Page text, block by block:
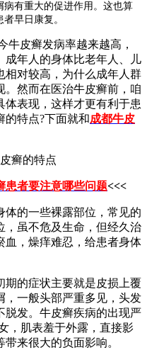
有重大的促进作用。这也算
早日康复。
牛皮癣发病率越来越高，
成年人的身体比老年人、儿
相对较高，为什么成年人群
。然而在医治牛皮癣前，咱
体表现，这样才更有利于患
的特点?下面就和成都牛皮
患者要注意哪些问题<<<
体的一些裸露部位，常见的
，虽不危及生命，但经久治
血，燥痒难忍，给患者身体
期的症状主要就是皮损上覆
，一般头部严重多见，头发
脱发。牛皮癣疾病的出现严
，肌表羞于外露，直接影
来很大的负面影响。